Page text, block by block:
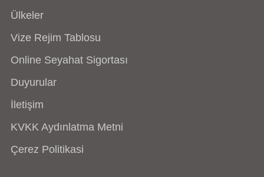
Ülkeler
Vize Rejim Tablosu
Online Seyahat Sigortası
Duyurular
İletişim
KVKK Aydınlatma Metni
Çerez Politikasi